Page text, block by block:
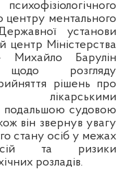
центру ментального
установи
центр Міністерства
Михайло Барулін
щодо розгляду
рішень про
лікарськими
подальшою судовою
він звернув увагу
стану осіб у межах
та ризики
розладів.